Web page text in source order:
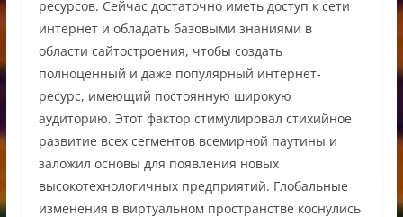
ресурсов. Сейчас достаточно иметь доступ к сети
интернет и обладать базовыми знаниями в
области сайтостроения, чтобы создать
полноценный и даже популярный интернет-
ресурс, имеющий постоянную широкую
аудиторию. Этот фактор стимулировал стихийное
развитие всех сегментов всемирной паутины и
заложил основы для появления новых
высокотехнологичных предприятий. Глобальные
изменения в виртуальном пространстве коснулись